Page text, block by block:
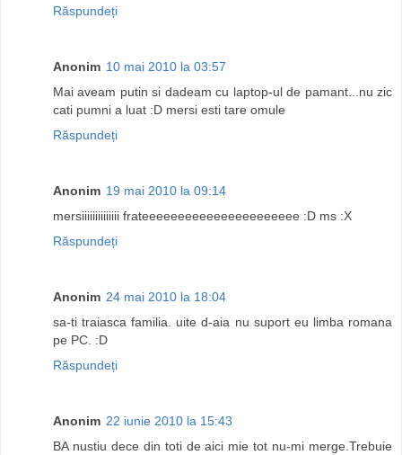
Răspundeți
Anonim 10 mai 2010 la 03:57
Mai aveam putin si dadeam cu laptop-ul de pamant...nu zic
cati pumni a luat :D mersi esti tare omule
Răspundeți
Anonim 19 mai 2010 la 09:14
mersiiiiiiiiiiiiii frateeeeeeeeeeeeeeeeeeeeee :D ms :X
Răspundeți
Anonim 24 mai 2010 la 18:04
sa-ti traiasca familia. uite d-aia nu suport eu limba romana
pe PC. :D
Răspundeți
Anonim 22 iunie 2010 la 15:43
BA nustiu dece din toti de aici mie tot nu-mi merge.Trebuie